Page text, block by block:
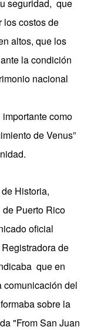
seguridad, que
los costos de
altos, que los
la condición
nacional
como
de Venus”
Historia,
Puerto Rico
oficial
de
que en
comunicación del
sobre la
"From San Juan